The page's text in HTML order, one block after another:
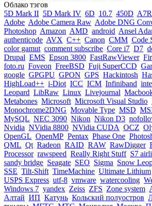
Облако тэгов
5D Mark II 5D Mark IV 6D 10.7 450D A7R
Adobe Adobe Camera Raw Adobe DNG
Photoshop Amazon AMD android Ansel
authenticode AVX C++ Canon CMM Code
color gamut comment subscribe Core i7 D7
Drupal EMS Epson 3800 FastRawViewer
foto.ru Foveon FreeBSD Fuji SuperCCD
google GPGPU GPON GPS Hackintosh
HighLoad++ i-Diot ICC ICM Infiniband
Leopard LibRaw Linux Livejournal
Metabones Microsoft Microsoft Visual Studio
Monochrome2DNG Movable Type MSD
MySQL NEC 3090 Nikon Nikon D3
Nvidia NVidia 8800 NVidia CUDA OCZ
OpenGL OpenMP Pentax Phase One
QML Qt Radeon RAID RAW RawDigger
Processor rawspeed Really Right Stuff S7
sandy bridge Seagate SEO Sigma Snow
SSE Tilt-Shift TimeMachine Ultimate Lithium
USPS Express utf-8 vmware watercooling
Windows 7 yandex Zeiss ZFS Zone system
Алтай ИП Катунь Кольский полуостров